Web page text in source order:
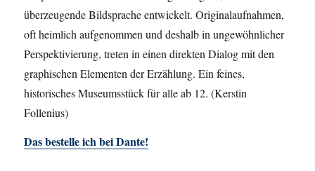
überzeugende Bildsprache entwickelt. Originalaufnahmen,
oft heimlich aufgenommen und deshalb in ungewöhnlicher
Perspektivierung, treten in einen direkten Dialog mit den
graphischen Elementen der Erzählung. Ein feines,
historisches Museumsstück für alle ab 12. (Kerstin
Follenius)
Das bestelle ich bei Dante!